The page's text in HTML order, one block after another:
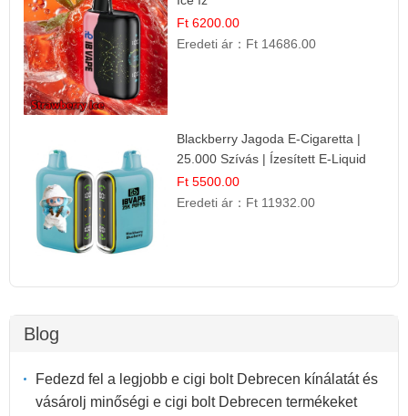
Ft 6200.00
Eredeti ár： Ft 14686.00
Blackberry Jagoda E-Cigaretta |
25.000 Szívás | Ízesített E-Liquid
Ft 5500.00
Eredeti ár： Ft 11932.00
Blog
Fedezd fel a legjobb e cigi bolt Debrecen kínálatát és
vásárolj minőségi e cigi bolt Debrecen termékeket